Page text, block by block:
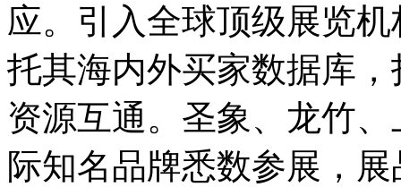
应。引入全球顶级展览
托其海内外买家数据库
资源互通。圣象、龙竹
际知名品牌悉数参展，